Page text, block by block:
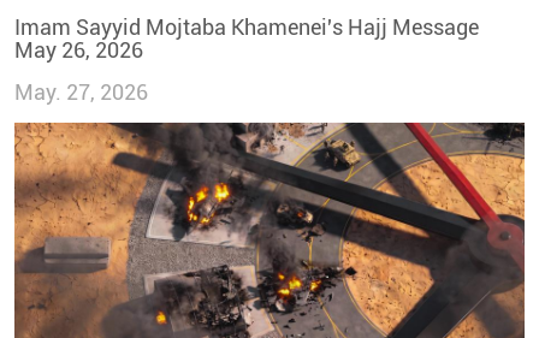
Imam Sayyid Mojtaba Khamenei's Hajj Message
May 26, 2026
May. 27, 2026